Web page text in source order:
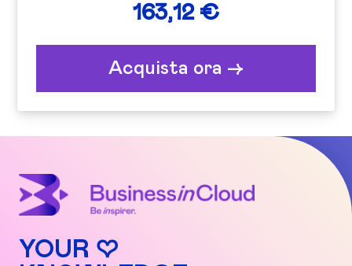
163,12 €
Acquista ora ->
YOUR ♡